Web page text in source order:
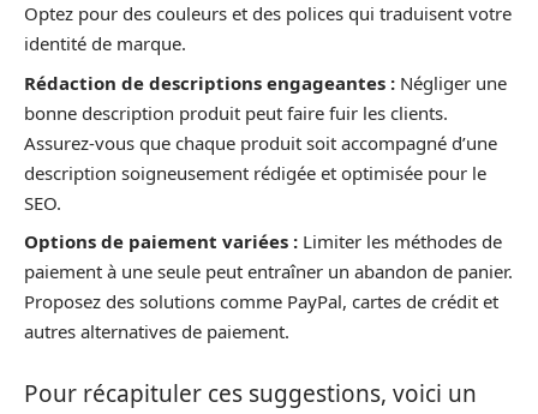
Optez pour des couleurs et des polices qui traduisent votre
identité de marque.
Rédaction de descriptions engageantes : Négliger une
bonne description produit peut faire fuir les clients.
Assurez-vous que chaque produit soit accompagné d’une
description soigneusement rédigée et optimisée pour le
SEO.
Options de paiement variées : Limiter les méthodes de
paiement à une seule peut entraîner un abandon de panier.
Proposez des solutions comme PayPal, cartes de crédit et
autres alternatives de paiement.
Pour récapituler ces suggestions, voici un